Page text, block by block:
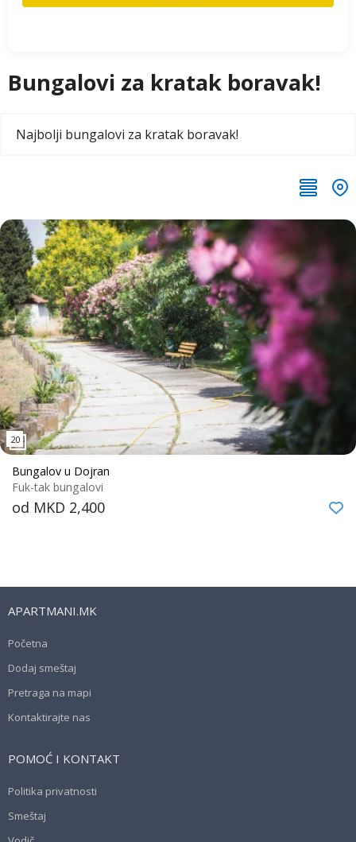
Bungalovi za kratak boravak!
Najbolji bungalovi za kratak boravak!
Bungalov u Dojran
Fuk-tak bungalovi
od MKD 2,400
APARTMANI.MK
Početna
Dodaj smeštaj
Pretraga na mapi
Kontaktirajte nas
POMOĆ I KONTAKT
Politika privatnosti
Smeštaj